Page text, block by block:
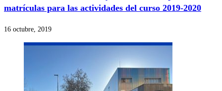
matrículas para las actividades del curso 2019-2020
16 octubre, 2019